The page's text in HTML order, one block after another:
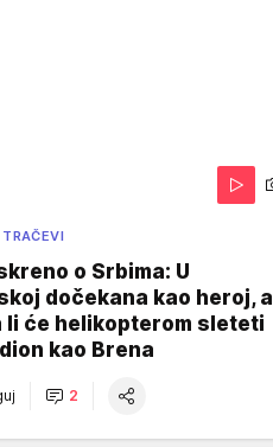
o Srbima: U
dočekana kao heroj, a
li će helikopterom sleteti
kao Brena
2